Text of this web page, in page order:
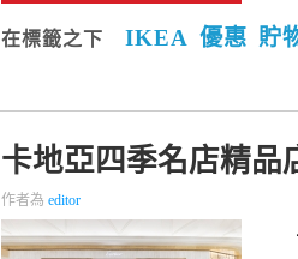
在標籤之下 IKEA 優惠 貯
卡地亞四季名店精品
作者為 editor